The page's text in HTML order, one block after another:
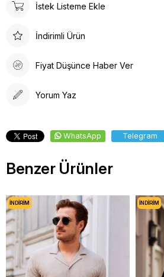
İstek Listeme Ekle
İndirimli Ürün
Fiyat Düşünce Haber Ver
Yorum Yaz
WhatsApp Telegram
Benzer Ürünler
İNDIRIM İNDIRIM